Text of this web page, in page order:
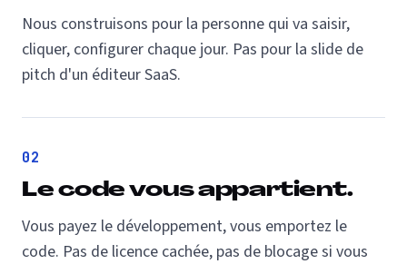
Nous construisons pour la personne qui va saisir,
cliquer, configurer chaque jour. Pas pour la slide de
pitch d'un éditeur SaaS.
02
Le code vous appartient.
Vous payez le développement, vous emportez le
code. Pas de licence cachée, pas de blocage si vous